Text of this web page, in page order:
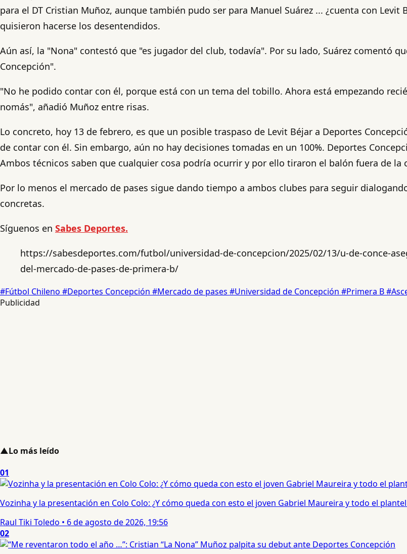
para el DT Cristian Muñoz, aunque también pudo ser para Manuel Suárez ... ¿cuenta con
quisieron hacerse los desentendidos.
Aún así, la "Nona" contestó que "es jugador del club, todavía". Por su lado, Suárez comentó
Concepción".
"No he podido contar con él, porque está con un tema del tobillo. Ahora está empezando
nomás", añadió Muñoz entre risas.
Lo concreto, hoy 13 de febrero, es que un posible traspaso de Levit Béjar a Deportes
de contar con él. Sin embargo, aún no hay decisiones tomadas en un 100%. Deportes
Ambos técnicos saben que cualquier cosa podría ocurrir y por ello tiraron el balón fuera de
Por lo menos el mercado de pases sigue dando tiempo a ambos clubes para seguir
concretas.
Síguenos en Sabes Deportes.
https://sabesdeportes.com/futbol/universidad-de-concepcion/2025/02/13/u-de-conce-
del-mercado-de-pases-de-primera-b/
#Fútbol Chileno #Deportes Concepción #Mercado de pases #Universidad de Concepción #Primera B
Publicidad
▲Lo más leído
01
Vozinha y la presentación en Colo Colo: ¿Y cómo queda con esto el joven Gabriel Maureira y todo el
Raul Tiki Toledo • 6 de agosto de 2026, 19:56
02